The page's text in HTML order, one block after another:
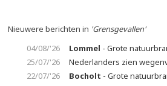
Nieuwere berichten in 'Grensgevallen'
04/08/'26
Lommel - Grote
25/07/'26
Nederlanders zien
22/07/'26
Bocholt - Grote